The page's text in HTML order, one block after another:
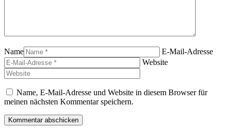
Name
E-Mail-Adresse
Website
Name, E-Mail-Adresse und Website in diesem Browser für
meinen nächsten Kommentar speichern.